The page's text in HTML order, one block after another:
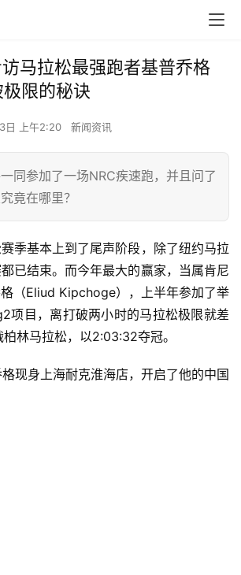
马拉松最强跑者基普乔格
限的秘诀
日 上午2:20 新闻资讯
同参加了一场NRC疾速跑，并且问了
竟在哪里？
季基本上到了尾声阶段，除了纽约马拉
已结束。而今年最大的赢家，当属肯尼
（Eliud Kipchoge），上半年参加了举
项目，离打破两小时的马拉松极限就差
林马拉松，以2:03:32夺冠。
现身上海耐克淮海店，开启了他的中国